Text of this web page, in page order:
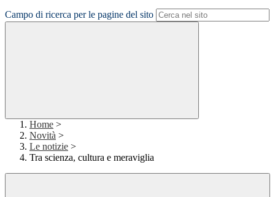
Campo di ricerca per le pagine del sito
Home >
Novità >
Le notizie >
Tra scienza, cultura e meraviglia